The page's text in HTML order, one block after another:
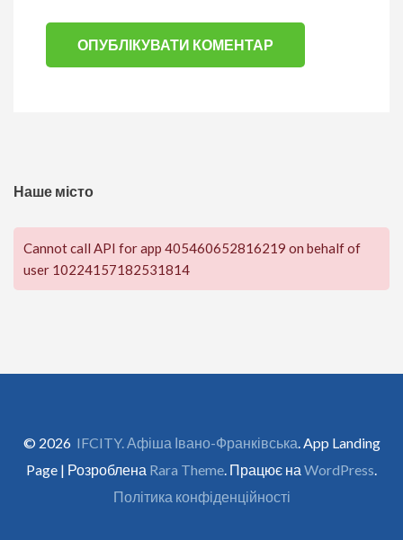
Наше місто
Cannot call API for app 405460652816219 on behalf of
user 10224157182531814
© 2026 IFCITY. Афіша Івано-Франківська . App Landing
Page | Розроблена Rara Theme . Працює на WordPress
Політика конфіденційності